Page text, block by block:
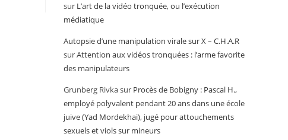
sur L’art de la vidéo tronquée, ou l’exécution
médiatique
Autopsie d’une manipulation virale sur X – C.H.A.R
surAttention aux vidéos tronquées : l’arme favorite
des manipulateurs
Grunberg Rivkasur Procès de Bobigny : Pascal H.,
employé polyvalent pendant 20 ans dans une école
juive (Yad Mordekhai), jugé pour attouchements
sexuels et viols sur mineurs